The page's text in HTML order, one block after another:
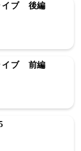
イブ 後編
イブ 前編